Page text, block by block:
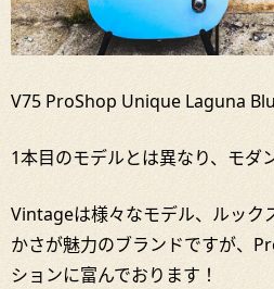
V75 ProShop Unique Laguna
1本目のモデルとは異なり、モダ
Vintageは様々なモデル、ルック
かさが魅力のブランドですが、
ションに富んでおります！